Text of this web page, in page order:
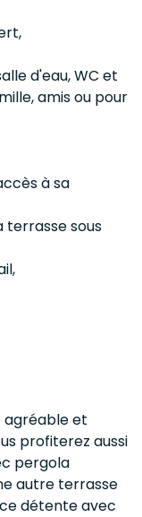
d'eau, WC et
amis ou pour
à sa
terrasse sous
agréable et
profiterez aussi
pergola
autre terrasse
détente avec